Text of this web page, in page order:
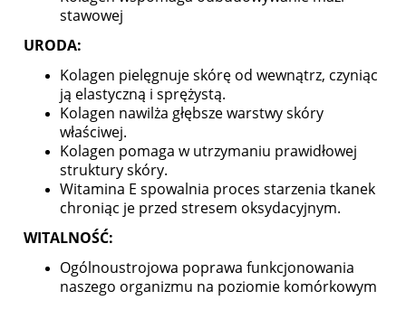
stawowej
URODA:
Kolagen pielęgnuje skórę od wewnątrz, czyniąc
ją elastyczną i sprężystą.
Kolagen nawilża głębsze warstwy skóry
właściwej.
Kolagen pomaga w utrzymaniu prawidłowej
struktury skóry.
Witamina E spowalnia proces starzenia tkanek
chroniąc je przed stresem oksydacyjnym.
WITALNOŚĆ:
Ogólnoustrojowa poprawa funkcjonowania
naszego organizmu na poziomie komórkowym